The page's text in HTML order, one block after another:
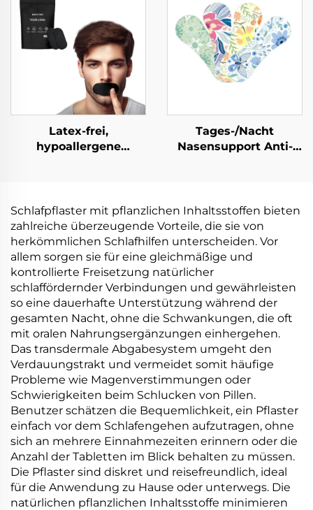
Latex-frei,
hypoallergene
Mundpflaster für
besseres Nasenatmen.
Tages-/Nacht
Nasensupport Anti-
Schlaf&Sport
ölresistent&schwitzfeste
Haftung
Schlafpflaster mit pflanzlichen Inhaltsstoffen bieten
zahlreiche überzeugende Vorteile, die sie von
herkömmlichen Schlafhilfen unterscheiden. Vor
allem sorgen sie für eine gleichmäßige und
kontrollierte Freisetzung natürlicher
schlaffördernder Verbindungen und gewährleisten
so eine dauerhafte Unterstützung während der
gesamten Nacht, ohne die Schwankungen, die oft
mit oralen Nahrungsergänzungen einhergehen.
Das transdermale Abgabesystem umgeht den
Verdauungstrakt und vermeidet somit häufige
Probleme wie Magenverstimmungen oder
Schwierigkeiten beim Schlucken von Pillen.
Benutzer schätzen die Bequemlichkeit, ein Pflaster
einfach vor dem Schlafengehen aufzutragen, ohne
sich an mehrere Einnahmezeiten erinnern oder die
Anzahl der Tabletten im Blick behalten zu müssen.
Die Pflaster sind diskret und reisefreundlich, ideal
für die Anwendung zu Hause oder unterwegs. Die
natürlichen pflanzlichen Inhaltsstoffe minimieren